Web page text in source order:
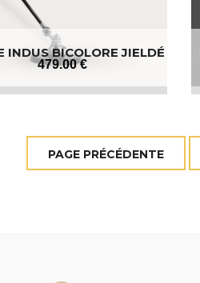
INDUS BICOLORE JIELDÉ
SI333
479.00 €